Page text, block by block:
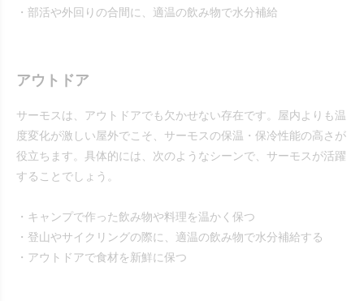
・部活や外回りの合間に、適温の飲み物で水分補給
アウトドア
サーモスは、アウトドアでも欠かせない存在です。屋内よりも温
度変化が激しい屋外でこそ、サーモスの保温・保冷性能の高さが
役立ちます。具体的には、次のようなシーンで、サーモスが活躍
することでしょう。
・キャンプで作った飲み物や料理を温かく保つ
・登山やサイクリングの際に、適温の飲み物で水分補給する
・アウトドアで食材を新鮮に保つ